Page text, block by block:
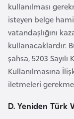
kullanılması
isteyen belge
vatandaşlığını
kullanacaklardır.
şahsa, 5203
Kullanılmasına
iletmeleri
D. Yeniden Türk
K
a
m
e
r
u